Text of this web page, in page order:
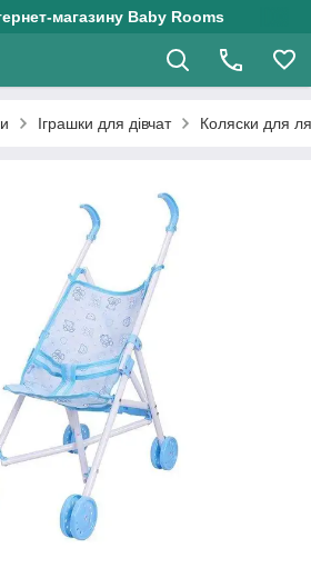
магазину Baby Rooms
Іграшки для дівчат Коляски для